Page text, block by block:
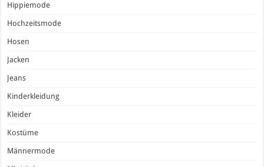
Hippiemode
Hochzeitsmode
Hosen
Jacken
Jeans
Kinderkleidung
Kleider
Kostüme
Männermode